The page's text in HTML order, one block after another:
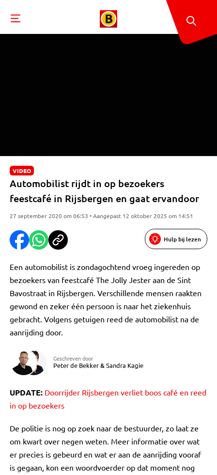
VIDEO
Automobilist rijdt in op bezoekers
feestcafé in Rijsbergen en gaat ervandoor
27 september 2020 om 06:53 • Aangepast 12 oktober 2025 om 14:51
Hulp bij lezen
Een automobilist is zondagochtend vroeg ingereden op
bezoekers van feestcafé The Jolly Jester aan de Sint
Bavostraat in Rijsbergen. Verschillende mensen raakten
gewond en zeker één persoon is naar het ziekenhuis
gebracht. Volgens getuigen reed de automobilist na de
aanrijding door.
Geschreven door
Peter de Bekker&Sandra Kagie
UPDATE: Doorrijder Rijsbergen verliet boos café en reed
in op bezoekers
De politie is nog op zoek naar de bestuurder, zo laat ze
om kwart over negen weten. Meer informatie over wat
er precies is gebeurd en wat er aan de aanrijding vooraf
is gegaan, kon een woordvoerder op dat moment nog